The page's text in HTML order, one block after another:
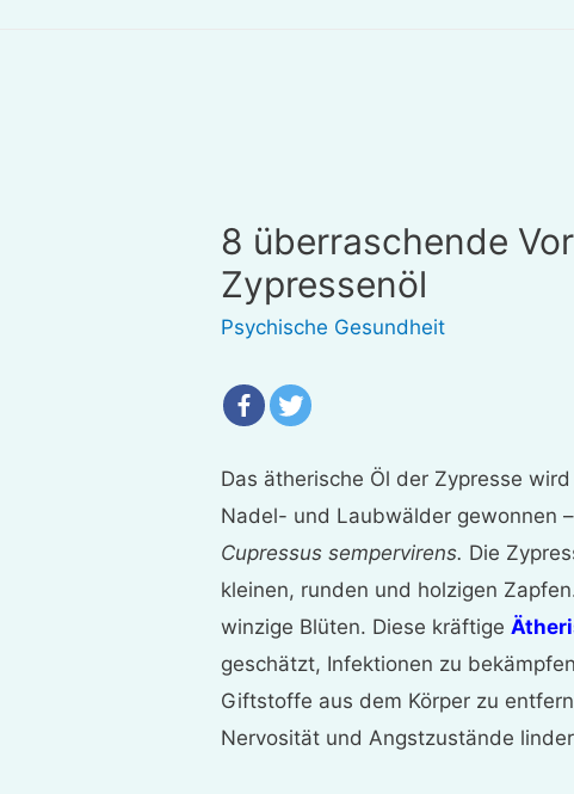
8 überraschende
Zypressenöl
Psychische Gesundheit
Das ätherische Öl der Zypresse
Nadel- und Laubwälder gewonnen
Cupressus sempervirens. Die
kleinen, runden und holzigen
winzige Blüten. Diese kräftige
geschätzt, Infektionen zu
Giftstoffe aus dem Körper zu
Nervosität und Angstzustände